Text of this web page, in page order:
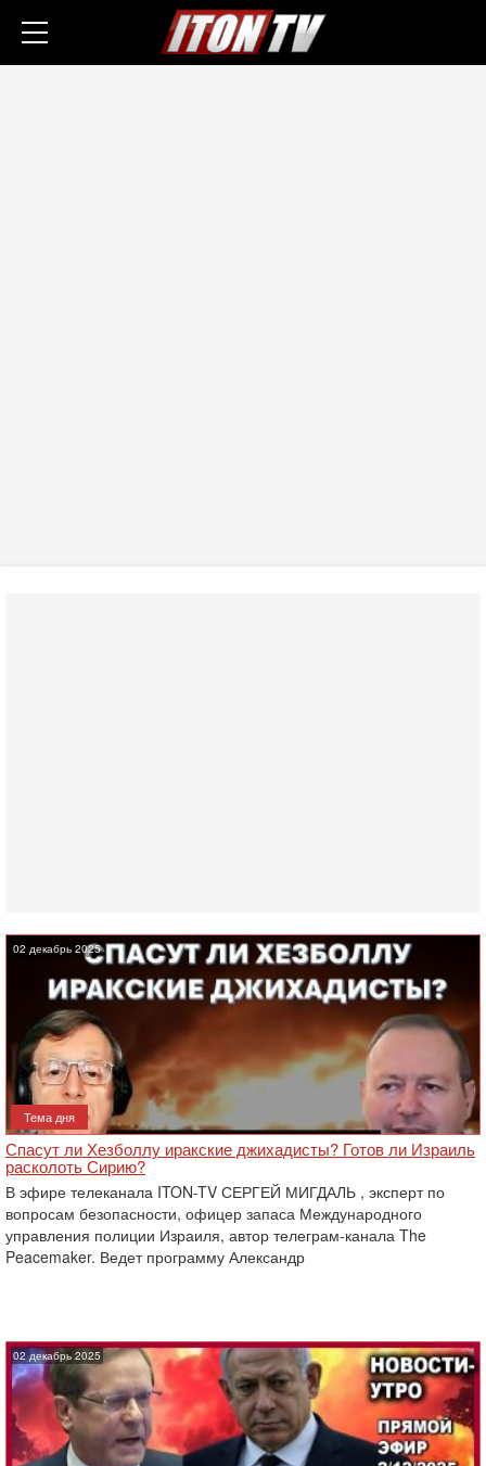
02 декабрь 2025
Тема дня
Спасут ли Хезболлу иракские джихадисты? Готов ли Израиль
расколоть Сирию?
В эфире телеканала ITON-TV СЕРГЕЙ МИГДАЛЬ , эксперт по
вопросам безопасности, офицер запаса Международного
управления полиции Израиля, автор телеграм-канала The
Peacemaker. Ведет программу Александр
02 декабрь 2025